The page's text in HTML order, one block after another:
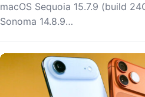
macOS Sequoia 15.7.9 (build
Sonoma 14.8.9…